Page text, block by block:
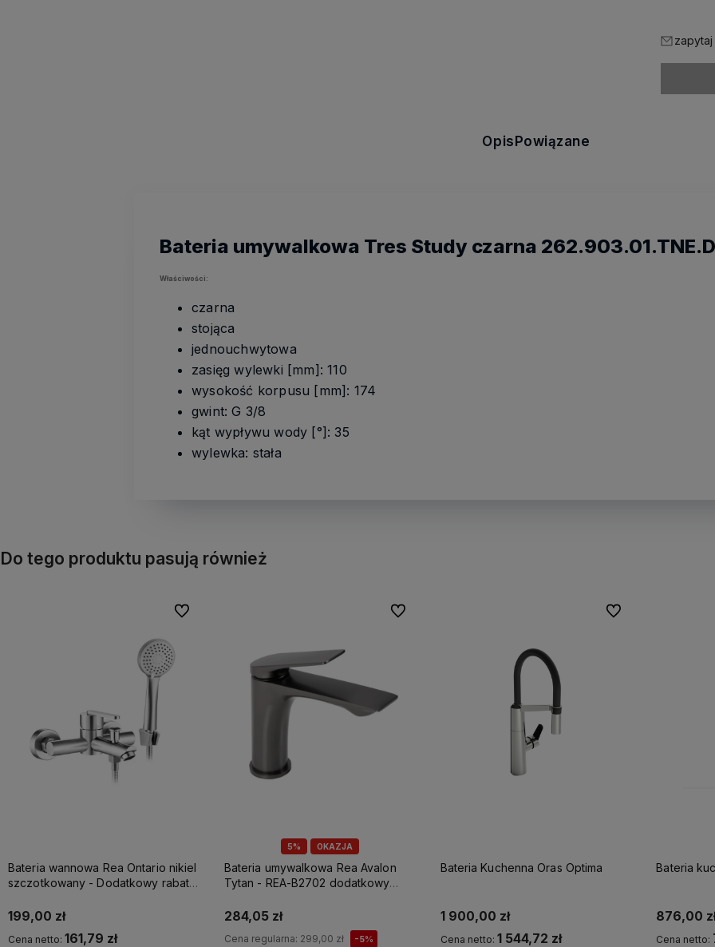
Opis Powiązane
Bateria umywalkowa Tres Study czarna 262.903.01.TNE.D
Właściwości:
czarna
stojąca
jednouchwytowa
zasięg wylewki [mm]: 110
wysokość korpusu [mm]: 174
gwint: G 3/8
kąt wypływu wody [°]: 35
wylewka: stała
Do tego produktu pasują również
Bateria wannowa Rea Ontario nikiel
szczotkowany - Dodatkowy rabat
199,00 zł
Cena netto: 161,79 zł
Do ulubionych
5% OKAZJA
Bateria umywalkowa Rea Avalon
Tytan - REA-B2702 dodatkowy
284,05 zł
Cena regularna: 299,00 zł -5%
Do ulubionych
Bateria Kuchenna Oras Optima
1 900,00 zł
Cena netto: 1 544,72 zł
Do ulubionych
Bateria
876,00
Cena netto: